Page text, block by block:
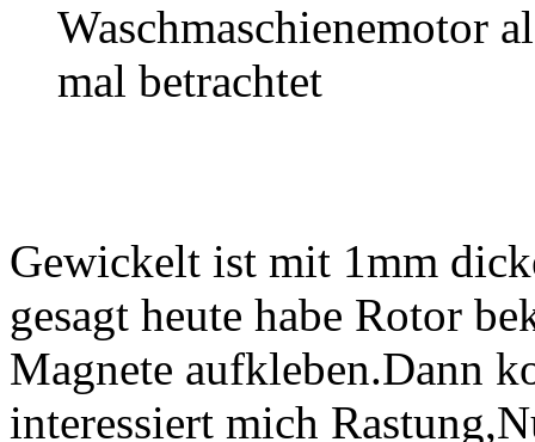
Waschmaschienemotor
mal betrachtet
Gewickelt ist mit 1mm
gesagt heute habe Rotor
Magnete aufkleben.Dann
interessiert mich